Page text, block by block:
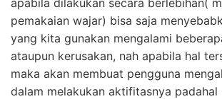
apabila dilakukan secara berlebihan(
pemakaian wajar) bisa saja
yang kita gunakan mengalami
ataupun kerusakan, nah apabila hal
maka akan membuat pengguna
dalam melakukan aktifitasnya